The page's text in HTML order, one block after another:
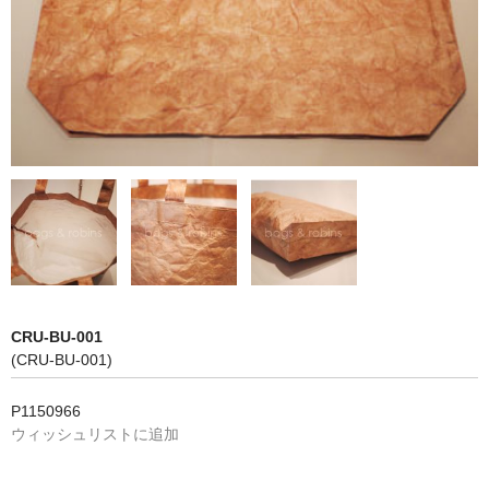
CONTACT
GUIDE
CRU-BU-001
(CRU-BU-001)
P1150966
ウィッシュリストに追加